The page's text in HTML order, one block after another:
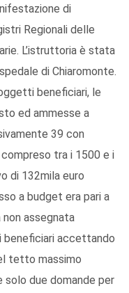
di
Regionali delle
L’istruttoria è stata
di Chiaromonte.
beneficiari, le
ed ammesse a
39 con
tra i 1500 e i
di 132mila euro
a budget era pari a
assegnata
beneficiari accettando
tetto massimo
solo due domande per